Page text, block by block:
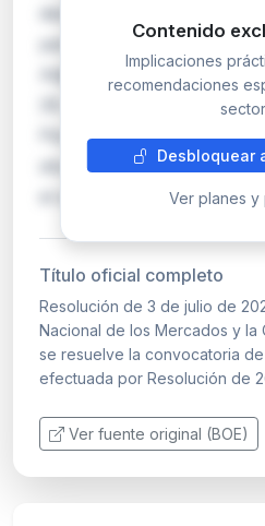
designación anunciada el
para proveer un puesto de
Adjunto/a en la Dirección
29. El cargo recae en
Perosanz, funcionaria del
situación activa. El
el artículo 20.1…
Contenido
Implicaciones
recomendaciones
Desbloquear
Ver planes y
Título oficial completo
Resolución de 3 de julio de
Nacional de los Mercados y la
se resuelve la convocatoria
efectuada por Resolución de
Ver fuente original (BOE)